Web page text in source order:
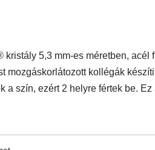
kristály 5,3 mm-es méretben, acél
mozgáskorlátozott kollégák
a szín, ezért 2 helyre fértek be.